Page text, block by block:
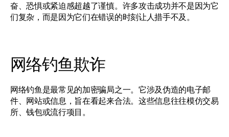
奋、恐惧或紧迫感超越了谨慎。许多攻击成功并不是因为它
们复杂，而是因为它们在错误的时刻让人措手不及。
网络钓鱼欺诈
网络钓鱼是最常见的加密骗局之一。它涉及伪造的电子邮
件、网站或信息，旨在看起来合法。这些信息往往模仿交易
所、钱包或流行项目。